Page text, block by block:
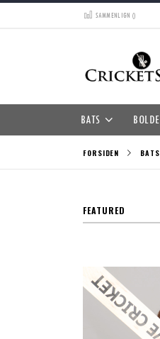
Skip SAMMENLIGN ()
BATS BOLDE
FORSIDEN BATS
FEATURED